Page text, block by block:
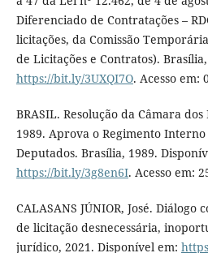
Diferenciado de Contratações –
licitações, da Comissão
de Licitações e Contratos).
https://bit.ly/3UXQI7O. Acesso em:
BRASIL. Resolução da Câmara
1989. Aprova o Regimento
Deputados. Brasília, 1989.
https://bit.ly/3g8en6I. Acesso em:
CALASANS JÚNIOR, José.
de licitação desnecessária,
jurídico, 2021. Disponível em: